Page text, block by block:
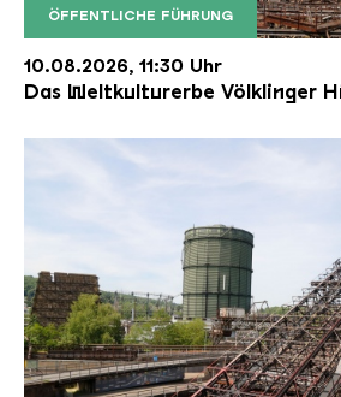
ÖFFENTLICHE FÜHRUNG
Der Erzschrägaufzug der
Copyright: Weltkulturerbe
10.08.2026, 11:30 Uhr
Das Weltkulturerbe Völklinger